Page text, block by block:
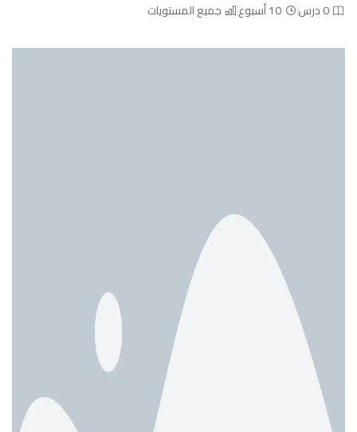
0 درس 10 أسبوع جميع المستويات